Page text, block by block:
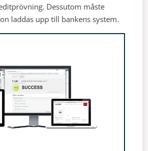
Dessutom måste
laddas upp till bankens system.